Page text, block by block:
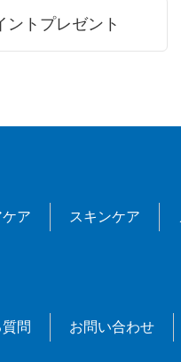
ントプレゼント
ア スキンケア
問 お問い合わせ